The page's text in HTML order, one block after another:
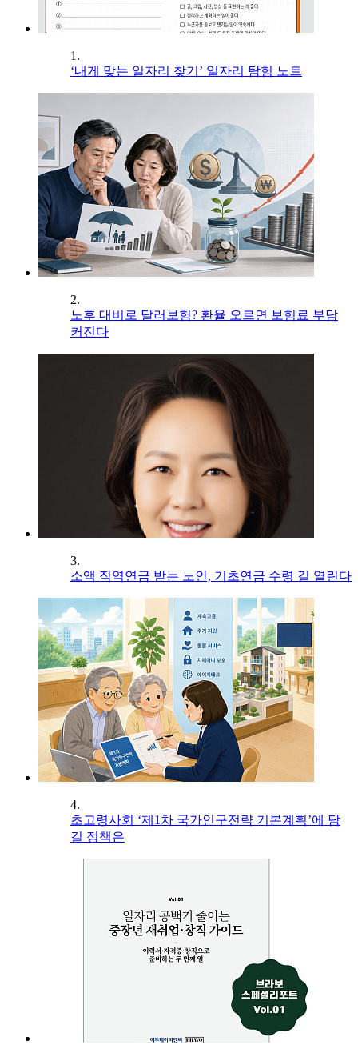
1.
‘내게 맞는 일자리 찾기’ 일자리 탐험 노트
2.
노후 대비로 달러보험? 환율 오르면 보험료 부담
커진다
3.
소액 직역연금 받는 노인, 기초연금 수령 길 열린다
4.
초고령사회 ‘제1차 국가인구전략 기본계획’에 담
길 정책은